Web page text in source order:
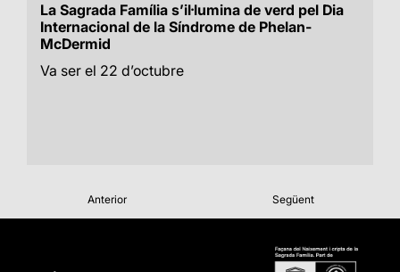
La Sagrada Família s’il·lumina de verd pel Dia
Internacional de la Síndrome de Phelan-
McDermid
Va ser el 22 d’octubre
Anterior Següent